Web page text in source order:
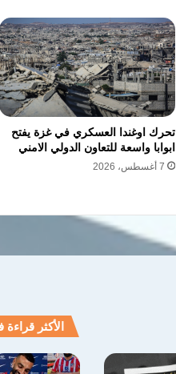
تحرك اوغندا العسكري في غزة يفتح
ابوابا واسعة للتعاون الدولي الامني
7 أغسطس، 2026
الأكثر